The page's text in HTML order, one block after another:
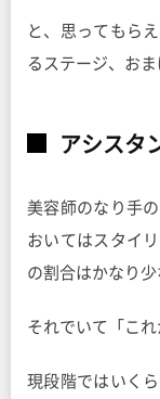
と、思ってもら
るステージ、お
アシスタ
美容師のなり手
おいてはスタイ
の割合はかなり少
それでいて「こ
現段階ではいく